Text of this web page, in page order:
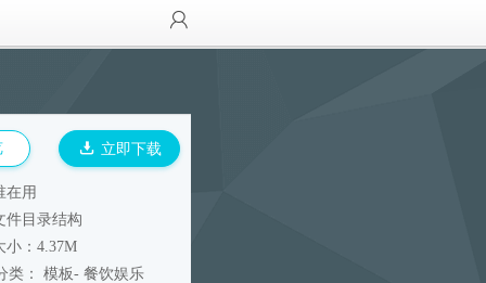
立即下载
在用
件目录结构
小：4.37M
类： 模板- 餐饮娱乐